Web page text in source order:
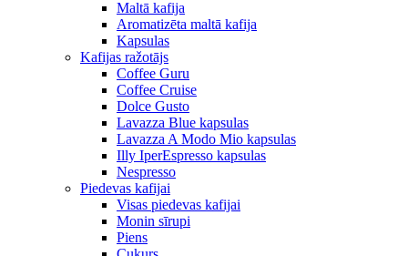
Maltā kafija
Aromatizēta maltā kafija
Kapsulas
Kafijas ražotājs
Coffee Guru
Coffee Cruise
Dolce Gusto
Lavazza Blue kapsulas
Lavazza A Modo Mio kapsulas
Illy IperEspresso kapsulas
Nespresso
Piedevas kafijai
Visas piedevas kafijai
Monin sīrupi
Piens